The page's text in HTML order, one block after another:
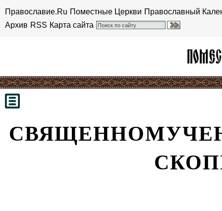
Православие.Ru Поместные Церкви Православный
Архив RSS Карта сайта